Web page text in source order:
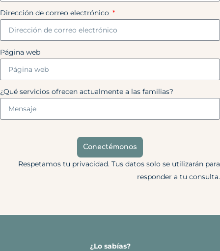
Dirección de correo electrónico
Página web
¿Qué servicios ofrecen actualmente a las familias?
Conectémonos
Respetamos tu privacidad. Tus datos solo se utilizarán para
responder a tu consulta.
¿Lo sabías?